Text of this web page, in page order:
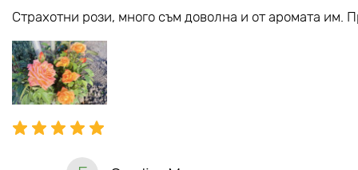
Страхотни рози, много съм доволна и от аромата им.